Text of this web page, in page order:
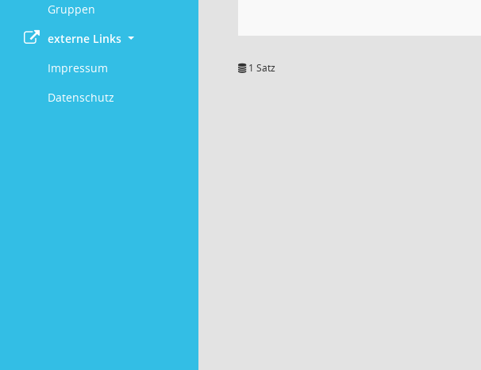
Gruppen
externe Links
Impressum
Datenschutz
1 Satz